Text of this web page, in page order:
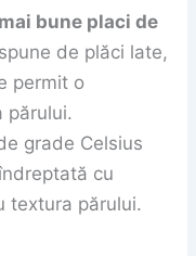
bune placi de
de plăci late,
permit o
părului.
grade Celsius
cu
textura părului.